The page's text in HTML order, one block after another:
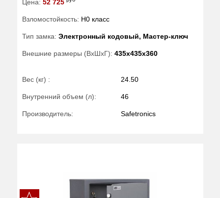
Цена: 52 725
Взломостойкость: H0 класс
Тип замка: Электронный кодовый, Мастер-ключ
Внешние размеры (ВхШхГ): 435x435x360
Вес (кг) : 24.50
Внутренний объем (л): 46
Производитель: Safetronics